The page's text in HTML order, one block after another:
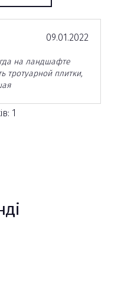
09.01.2022
на ландшафте
тротуарной плитки,
1